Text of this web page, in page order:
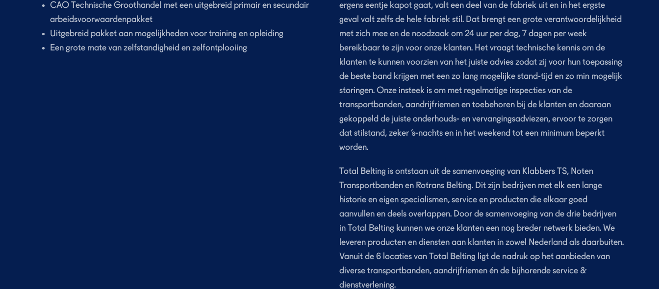
CAO Technische Groothandel met een uitgebreid primair en secundair
arbeidsvoorwaardenpakket
Uitgebreid pakket aan mogelijkheden voor training en opleiding
Een grote mate van zelfstandigheid en zelfontplooiing
ergens eentje kapot gaat, valt een deel van de fabriek uit en in het ergste
geval valt zelfs de hele fabriek stil. Dat brengt een grote verantwoordelijkheid
met zich mee en de noodzaak om 24 uur per dag, 7 dagen per week
bereikbaar te zijn voor onze klanten. Het vraagt technische kennis om de
klanten te kunnen voorzien van het juiste advies zodat zij voor hun toepassing
de beste band krijgen met een zo lang mogelijke stand-tijd en zo min mogelijk
storingen. Onze insteek is om met regelmatige inspecties van de
transportbanden, aandrijfriemen en toebehoren bij de klanten en daaraan
gekoppeld de juiste onderhouds- en vervangingsadviezen, ervoor te zorgen
dat stilstand, zeker ’s-nachts en in het weekend tot een minimum beperkt
worden.
Total Belting is ontstaan uit de samenvoeging van Klabbers TS, Noten
Transportbanden en Rotrans Belting. Dit zijn bedrijven met elk een lange
historie en eigen specialismen, service en producten die elkaar goed
aanvullen en deels overlappen. Door de samenvoeging van de drie bedrijven
in Total Belting kunnen we onze klanten een nog breder netwerk bieden. We
leveren producten en diensten aan klanten in zowel Nederland als daarbuiten.
Vanuit de 6 locaties van Total Belting ligt de nadruk op het aanbieden van
diverse transportbanden, aandrijfriemen én de bijhorende service &
dienstverlening.